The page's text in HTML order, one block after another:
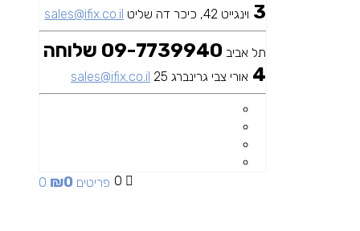
3 וינגייט 42, כיכר דה שליט sales@ifix.co.il
תל אביב
09-7739940 שלוחה
4 אורי צבי גרינברג 25 sales@ifix.co.il
0 0 פריטים ₪0